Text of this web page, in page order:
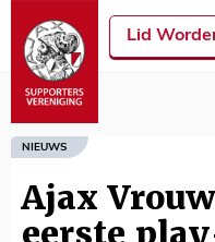
Lid
NIEUWS
Ajax